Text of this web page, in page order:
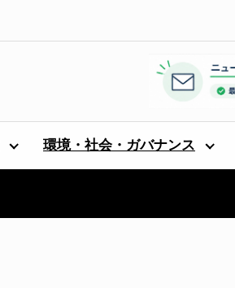
環境・社会・ガバナンス